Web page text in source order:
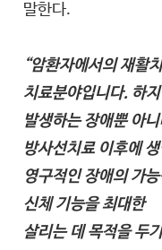
말한다.
“암환자에서의 재활
치료분야입니다. 하
발생하는 장애뿐 아
방사선치료 이후에
영구적인 장애의 가
신체 기능을 최대한
살리는 데 목적을 두